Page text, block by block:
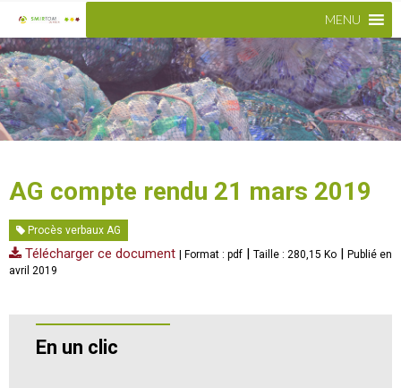
MENU
AG compte rendu 21 mars 2019
Procès verbaux AG
Télécharger ce document | Format : pdf | Taille : 280,15 Ko | Publié en
avril 2019
En un clic